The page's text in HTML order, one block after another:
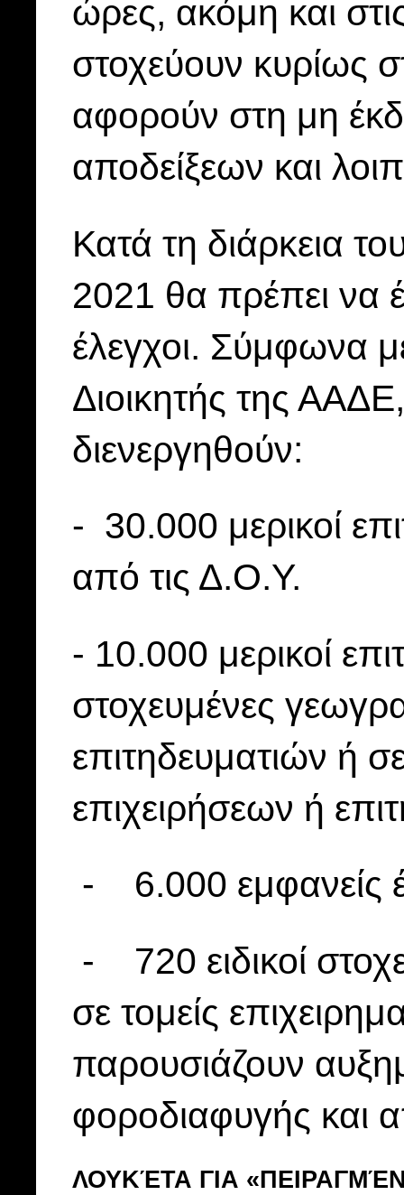
ώρες, ακόμη και
στοχεύουν κυρίως
αφορούν στη μη
αποδείξεων και
Κατά τη διάρκεια
2021 θα πρέπει να
έλεγχοι. Σύμφωνα
Διοικητής της
διενεργηθούν:
- 30.000 μερικοί
από τις Δ.Ο.Υ.
- 10.000 μερικοί
στοχευμένες
επιτηδευματιών ή
επιχειρήσεων ή
- 6.000 εμφανείς
- 720 ειδικοί
σε τομείς
παρουσιάζουν
φοροδιαφυγής και
ΛΟΥΚΈΤΑ ΓΙΑ